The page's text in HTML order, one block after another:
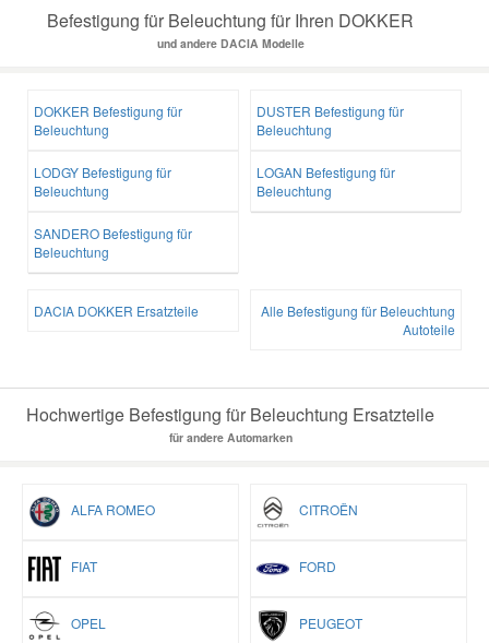
Befestigung für Beleuchtung für Ihren DOKKER
und andere DACIA Modelle
DOKKER Befestigung für
Beleuchtung
DUSTER Befestigung für
Beleuchtung
LODGY Befestigung für
Beleuchtung
LOGAN Befestigung für
Beleuchtung
SANDERO Befestigung für
Beleuchtung
DACIA DOKKER Ersatzteile
Alle Befestigung für Beleuchtung
Autoteile
Hochwertige Befestigung für Beleuchtung Ersatzteile
für andere Automarken
ALFA ROMEO CITROËN
FIAT FORD
OPEL PEUGEOT